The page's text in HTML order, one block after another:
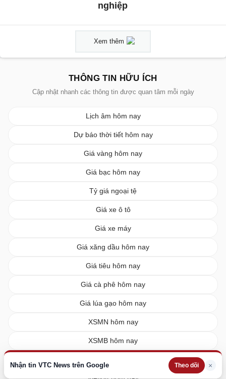
Nhận tin VTC News trên Google Theo dõi ×
nghiệp
Xem thêm
THÔNG TIN HỮU ÍCH
Cập nhật nhanh các thông tin được quan tâm mỗi ngày
Lịch âm hôm nay
Dự báo thời tiết hôm nay
Giá vàng hôm nay
Giá bạc hôm nay
Tỷ giá ngoại tệ
Giá xe ô tô
Giá xe máy
Giá xăng dầu hôm nay
Giá tiêu hôm nay
Giá cà phê hôm nay
Giá lúa gạo hôm nay
XSMN hôm nay
XSMB hôm nay